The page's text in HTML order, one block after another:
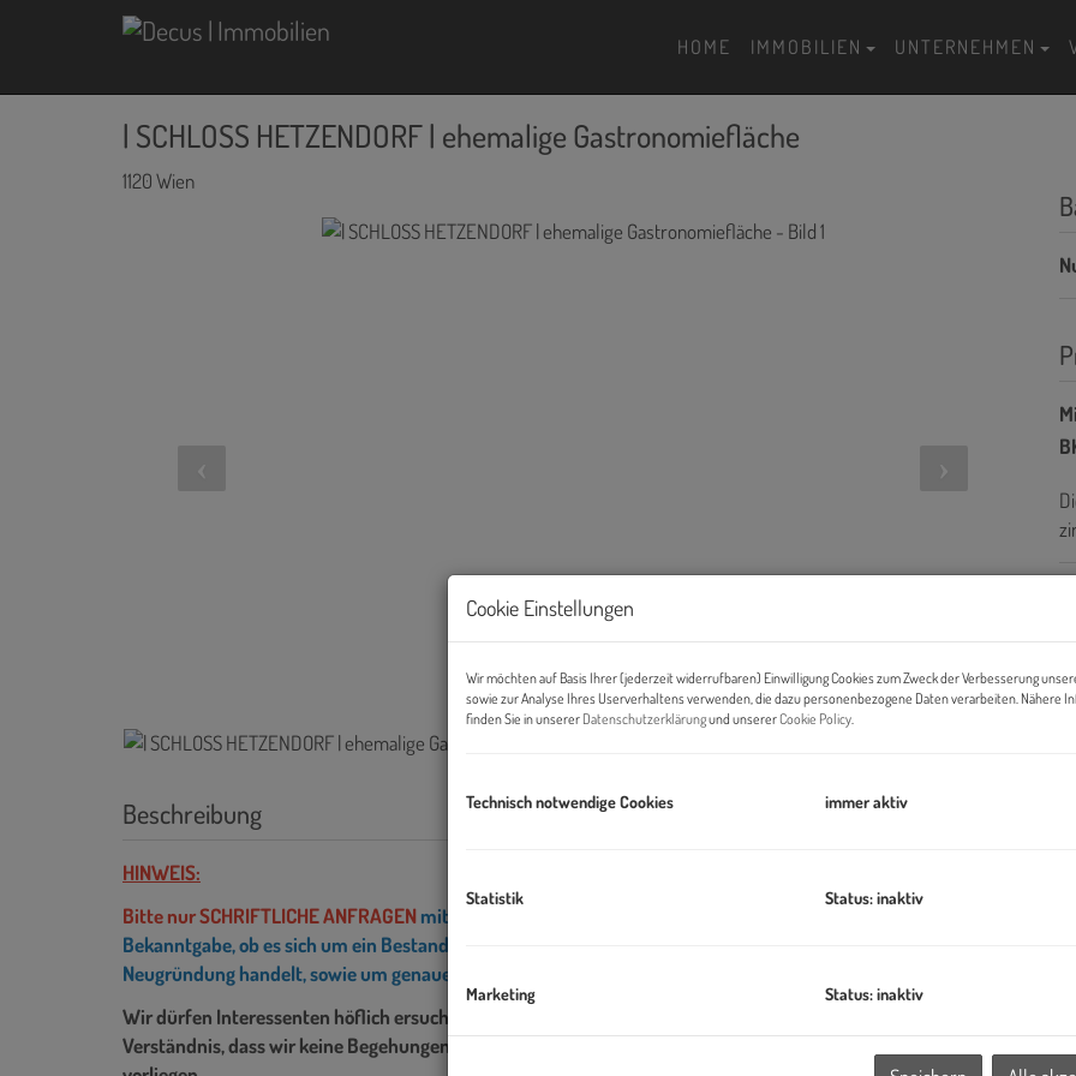
HOME IMMOBILIEN UNTERNEHMEN
| SCHLOSS HETZENDORF | ehemalige Gastronomiefläche
1120 Wien
Beschreibung
HINWEIS:
Bitte nur SCHRIFTLICHE ANFRAGENmit Angabe der vollständigen Firmen- und Kontaktdaten und
Bekanntgabe, ob es sich umein Bestandsunternehmen (neuer oder zusätzlicher Standort) oder eine
Neugründung handelt, sowie um genaue Informationen zum gewünschten Nutzungskonzept.
Wir dürfen Interessenten höflich ersuchen,
Verständnis, dass wir keine Begehungen durchführen können, wenn uns keine ausreichenden Informationen
Cookie Einstellungen
Wir möchten auf Basis Ihrer (jederzeit widerrufbaren) Einwilligung Cookies zum Zweck der Verbesserung
sowie zur Analyse Ihres Userverhaltens verwenden, die dazu personenbezogene Daten verarbeiten. Nähere
finden Sie in unserer Datenschutzerklärungund unsererCookie Policy.
Technisch notwendige Cookies immer aktiv
Statistik Status: inaktiv
Marketing Status: inaktiv